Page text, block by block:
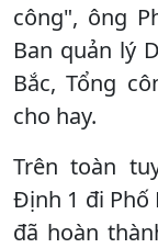
công", ông
Ban quản lý
Bắc, Tổng
cho hay.
Trên toàn
Định 1 đi Phố
đã hoàn